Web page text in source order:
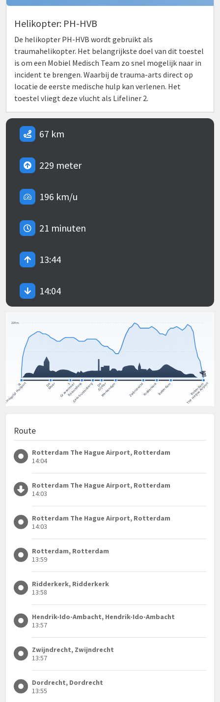
Helikopter: PH-HVB
De helikopter PH-HVB wordt gebruikt als
traumahelikopter. Het belangrijkste doel van dit toestel
is om een Mobiel Medisch Team zo snel mogelijk naar in
incident te brengen. Waarbij de trauma-arts direct op
locatie de eerste medische hulp kan verlenen. Het
toestel vliegt deze vlucht als Lifeliner 2.
67 km
229 meter
196 km/u
21 minuten
13:44
14:04
Route
Rotterdam The Hague Airport, Rotterdam
14:04
Rotterdam The Hague Airport, Rotterdam
14:03
Rotterdam The Hague Airport, Rotterdam
14:03
Rotterdam, Rotterdam
13:59
Ridderkerk, Ridderkerk
13:58
Hendrik-Ido-Ambacht, Hendrik-Ido-Ambacht
13:57
Zwijndrecht, Zwijndrecht
13:57
Dordrecht, Dordrecht
13:55